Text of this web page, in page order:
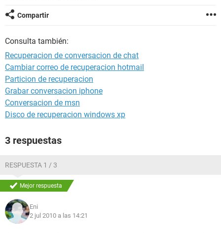
Compartir
Consulta también:
Recuperacion de conversacion de chat
Cambiar correo de recuperacion hotmail
Particion de recuperacion
Grabar conversacion iphone
Conversacion de msn
Disco de recuperacion windows xp
3 respuestas
RESPUESTA 1 / 3
Mejor respuesta
Eni
2 jul 2010 a las 14:21